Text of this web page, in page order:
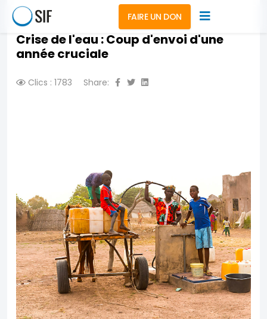
FAIRE UN DON
Crise de l'eau : Coup d'envoi d'une
année cruciale
Clics : 1783 Share: